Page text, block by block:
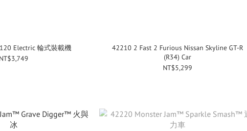
Electric 輪式裝載機
42210 2 Fast 2 Furious Nissan Skyline GT-R
(R34) Car
NT$5,299